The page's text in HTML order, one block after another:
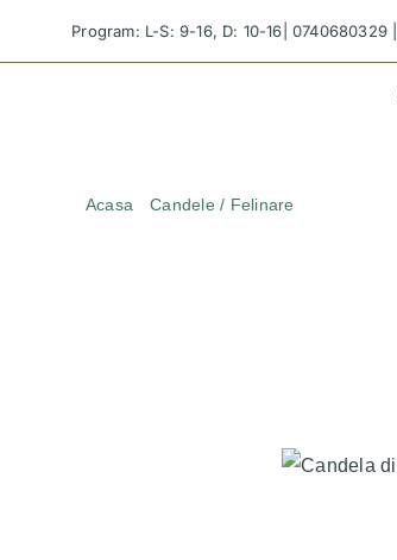
Program: L-S: 9-16, D: 10-16|0740680329
Acasa Candele / Felinare